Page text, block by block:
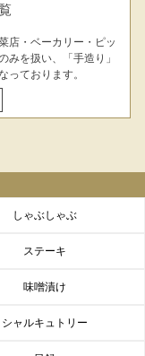
店・ベーカリー・ピッ
みを扱い、「手造り」
っております。
しゃぶしゃぶ
ステーキ
味噌漬け
シャルキュトリー